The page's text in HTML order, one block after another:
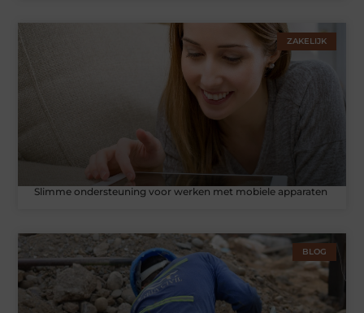
ZAKELIJK
Slimme ondersteuning voor werken met mobiele apparaten
BLOG